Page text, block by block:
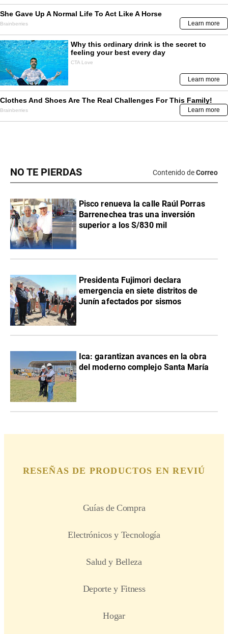
NO TE PIERDAS Contenido deCorreo
Pisco renueva la calle Raúl Porras
Barrenechea tras una inversión
superior a los S/830 mil
Presidenta Fujimori declara
emergencia en siete distritos de
Junín afectados por sismos
Ica: garantizan avances en la obra
del moderno complejo Santa María